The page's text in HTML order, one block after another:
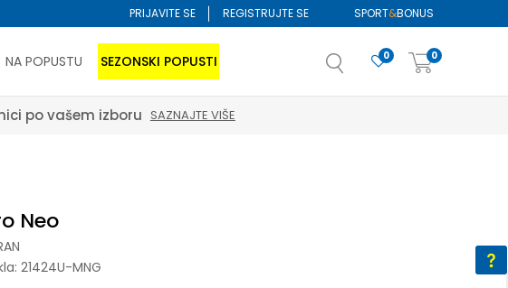
SPORT&BONUS
PRIJAVITE SE REGISTRUJTE SE
NA POPUSTU SEZONSKI POPUSTI 0
0
po vašem izboru SAZNAJTE VIŠE
Neo
21424U-MNG